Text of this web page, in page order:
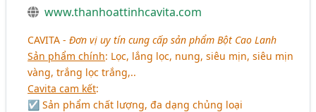
www.thanhoattinhcavita.com
CAVITA -Đơn vị uy tín cung cấp sản phẩm Bột Cao Lanh
Sản phẩm chính: Lọc, lắng lọc, nung, siêu mịn, siêu mịn
vàng, trắng lọc trắng,..
Cavita cam kết:
☑ Sản phẩm chất lượng, đa dạng chủng loại